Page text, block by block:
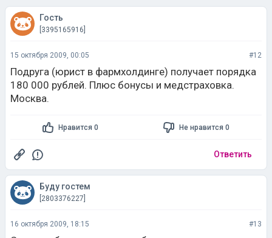
Гость
[3395165916]
15 октября 2009, 00:05 #12
Подруга (юрист в фармхолдинге) получает порядка
180 000 рублей. Плюс бонусы и медстраховка.
Москва.
Нравится 0 Не нравится 0
Ответить
Буду гостем
[2803376227]
16 октября 2009, 18:15 #13